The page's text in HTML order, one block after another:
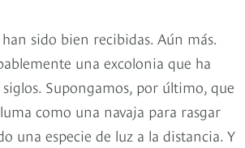
sido bien recibidas. Aún más.
una excolonia que ha
Supongamos, por último, que
como una navaja para rasgar
una especie de luz a la distancia. Y